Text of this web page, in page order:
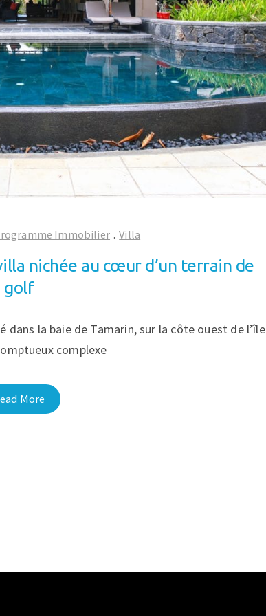
Immobilier . Villa
nichée au cœur d’un terrain de
golf
la baie de Tamarin, sur la côte ouest de l’île
complexe
More